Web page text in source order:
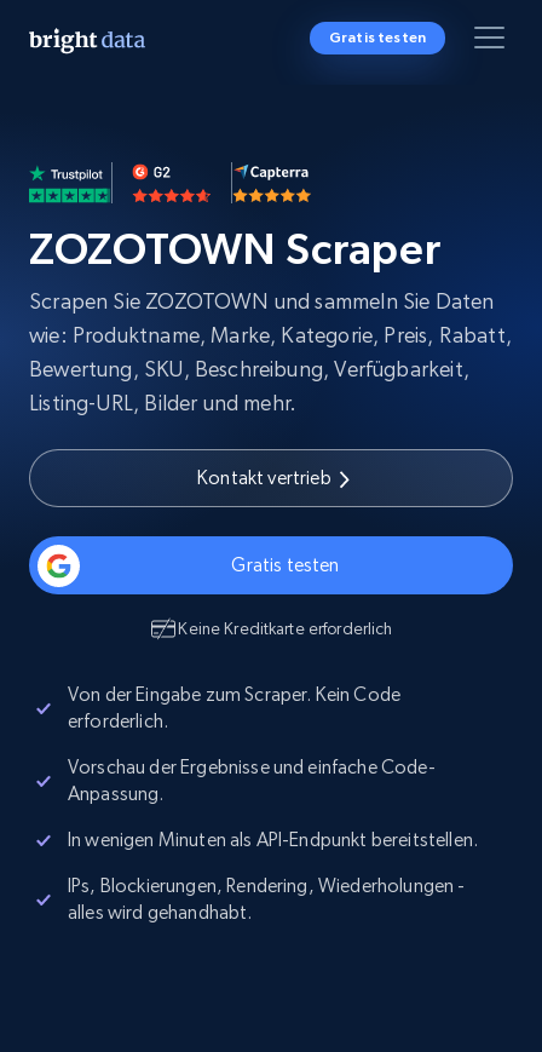
Gratis testen
ZOZOTOWN Scraper
Scrapen Sie ZOZOTOWN und sammeln Sie Daten
wie: Produktname, Marke, Kategorie, Preis, Rabatt,
Bewertung, SKU, Beschreibung, Verfügbarkeit,
Listing-URL, Bilder und mehr.
Kontakt vertrieb
Gratis testen
Keine Kreditkarte erforderlich
Von der Eingabe zum Scraper. Kein Code
erforderlich.
Vorschau der Ergebnisse und einfache Code-
Anpassung.
In wenigen Minuten als API-Endpunkt bereitstellen.
IPs, Blockierungen, Rendering, Wiederholungen -
alles wird gehandhabt.